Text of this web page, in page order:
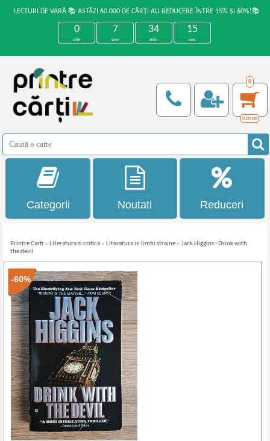
LECTURI DE VARĂ 📚 ASTĂZI 60.000 DE CĂRȚI AU REDUCERE ÎNTRE 15% ȘI 60%!📚
0
zile
7
ore
34
min
15
sec
0
0,00 Lei
Categorii Noutati Reduceri
Printre Carti » Literatura si critica » Literatura in limbi straine »Jack Higgins - Drink with
the devil
-60%